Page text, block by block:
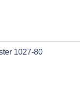
1027-80